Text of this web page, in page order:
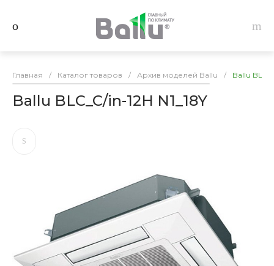
Главная / Каталог товаров / Архив моделей Ballu / Ballu
Ballu BLC_C/in-12H N1_18Y